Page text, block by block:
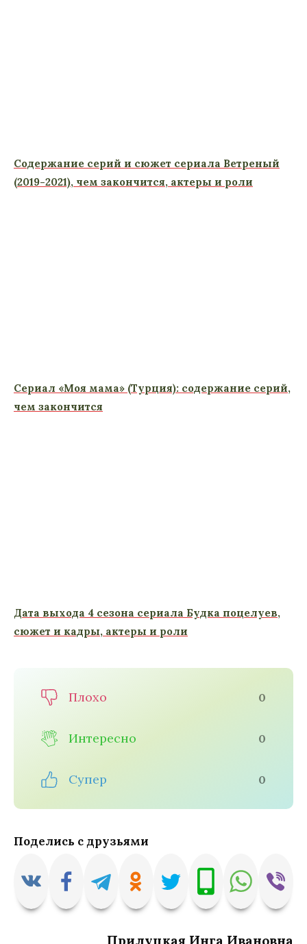
Содержание серий и сюжет сериала Ветреный
(2019-2021), чем закончится, актеры и роли
Сериал «Моя мама» (Турция): содержание серий,
чем закончится
Дата выхода 4 сезона сериала Будка поцелуев,
сюжет и кадры, актеры и роли
Плохо 0
Интересно 0
Супер 0
Поделись с друзьями
Прилуцкая Инга Ивановна